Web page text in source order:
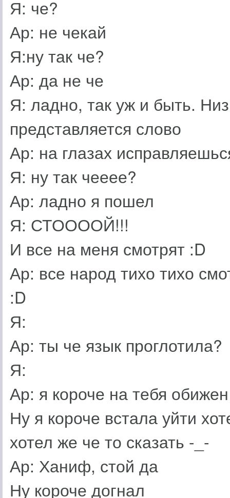
Я: че?
Ар: не чекай
Я:ну так че?
Ар: да не че
Я: ладно, так уж и быть.
представляется слово
Ар: на глазах
Я: ну так чееее?
Ар: ладно я пошел
Я: СТООООЙ!!!
И все на меня смотрят :D
Ар: все народ тихо тихо
:D
Я:
Ар: ты че язык проглотила?
Я:
Ар: я короче на тебя обижен
Ну я короче встала уйти
хотел же че то сказать -_-
Ар: Ханиф, стой да
Ну короче догнал